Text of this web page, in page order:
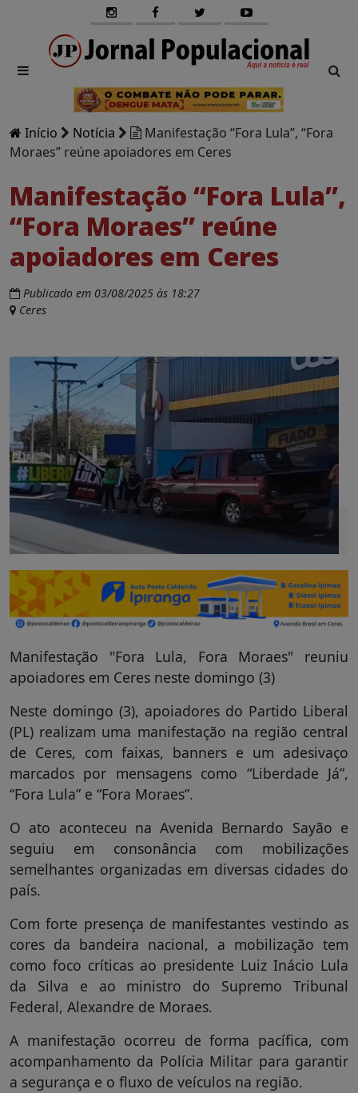
Início Notícia
Manifestação “Fora Lula”, “Fora
Moraes” reúne apoiadores em Ceres
Manifestação “Fora Lula”,
“Fora Moraes” reúne
apoiadores em Ceres
Publicado em 03/08/2025 às 18:27
Ceres
Manifestação "Fora Lula, Fora Moraes" reuniu
apoiadores em Ceres neste domingo (3)
Neste domingo (3), apoiadores do Partido Liberal
(PL) realizam uma manifestação na região central
de Ceres, com faixas, banners e um adesivaço
marcados por mensagens como “Liberdade Já”,
“Fora Lula” e “Fora Moraes”.
O ato aconteceu na Avenida Bernardo Sayão e
seguiu em consonância com mobilizações
semelhantes organizadas em diversas cidades do
país.
Com forte presença de manifestantes vestindo as
cores da bandeira nacional, a mobilização tem
como foco críticas ao presidente Luiz Inácio Lula
da Silva e ao ministro do Supremo Tribunal
Federal, Alexandre de Moraes.
A manifestação ocorreu de forma pacífica, com
acompanhamento da Polícia Militar para garantir
a segurança e o fluxo de veículos na região.